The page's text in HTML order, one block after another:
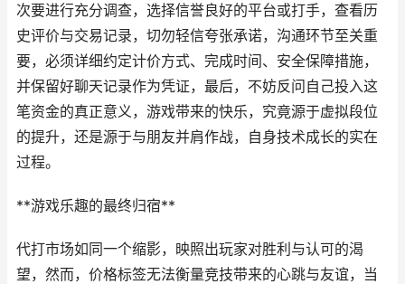
次要进行充分调查，选择信誉良好的平台或打手，查看历
史评价与交易记录，切勿轻信夸张承诺，沟通环节至关重
要，必须详细约定计价方式、完成时间、安全保障措施，
并保留好聊天记录作为凭证，最后，不妨反问自己投入这
笔资金的真正意义，游戏带来的快乐，究竟源于虚拟段位
的提升，还是源于与朋友并肩作战，自身技术成长的实在
过程。
**游戏乐趣的最终归宿**
代打市场如同一个缩影，映照出玩家对胜利与认可的渴
望，然而，价格标签无法衡量竞技带来的心跳与友谊，当